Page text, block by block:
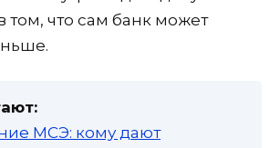
том, что сам банк может
МСЭ: кому дают